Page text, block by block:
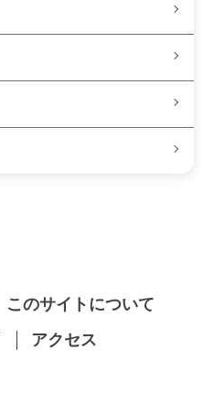
このサイトについて
アクセス